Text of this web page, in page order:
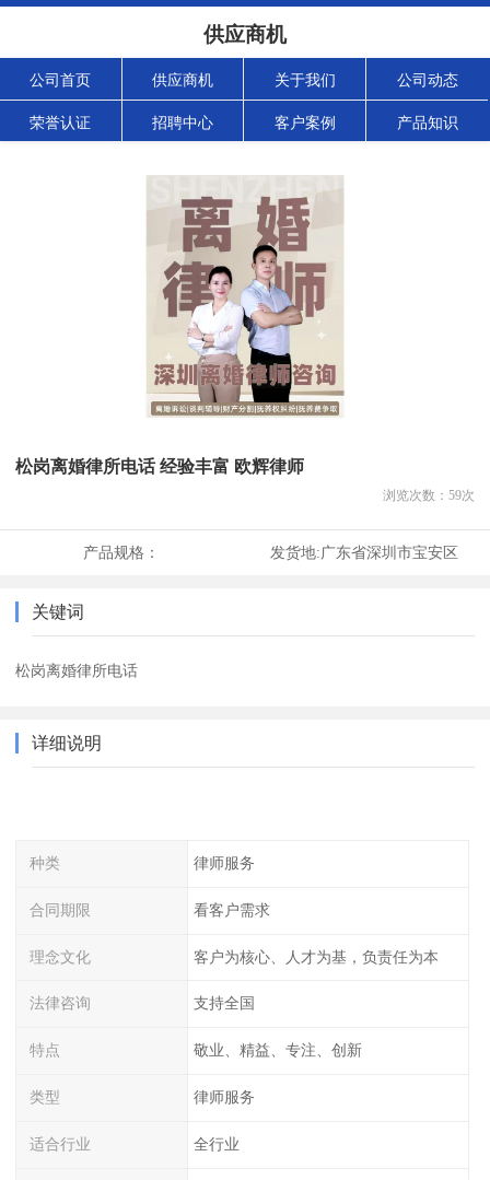
供应商机
公司首页 供应商机 关于我们 公司动态
荣誉认证 招聘中心 客户案例 产品知识
松岗离婚律所电话 经验丰富 欧辉律师
浏览次数： 59次
产品规格： 发货地:广东省深圳市宝安区
关键词
松岗离婚律所电话
详细说明
种类 律师服务
合同期限 看客户需求
理念文化 客户为核心、人才为基，负责任为本
法律咨询 支持全国
特点 敬业、精益、专注、创新
类型 律师服务
适合行业 全行业